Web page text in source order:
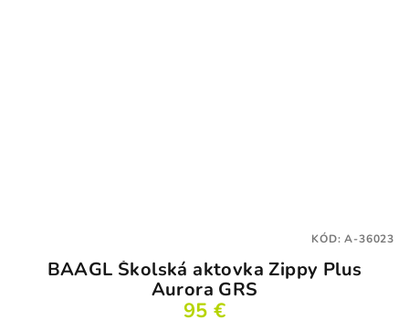
BAAGL Školská aktovka Zippy Plus
Aurora GRS
95 €
KÓD:A-36023